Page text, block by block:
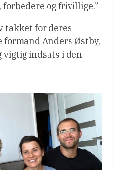
og frivillige.”
takket for deres
formand Anders Østby,
vigtig indsats i den